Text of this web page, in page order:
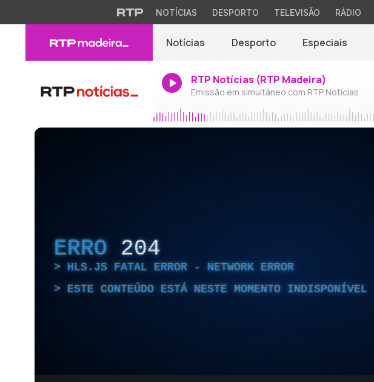
NOTÍCIAS DESPORTO TELEVISÃO RÁDIO
Notícias Desporto Especiais
RTP Notícias (RTP Madeira)
Emissão em simultâneo com RTP Notícias
ERRO 204
HLS.JS FATAL ERROR - NETWORK ERROR
ESTE CONTEÚDO ESTÁ NESTE MOMENTO INDISPONÍVEL